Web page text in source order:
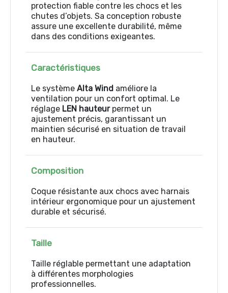
protection fiable contre les chocs et les
chutes d’objets. Sa conception robuste
assure une excellente durabilité, même
dans des conditions exigeantes.
Caractéristiques
Le système Alta Wind améliore la
ventilation pour un confort optimal. Le
réglage LEN hauteurpermet un
ajustement précis, garantissant un
maintien sécurisé en situation de travail
en hauteur.
Composition
Coque résistante aux chocs avec harnais
intérieur ergonomique pour un ajustement
durable et sécurisé.
Taille
Taille réglable permettant une adaptation
à différentes morphologies
professionnelles.